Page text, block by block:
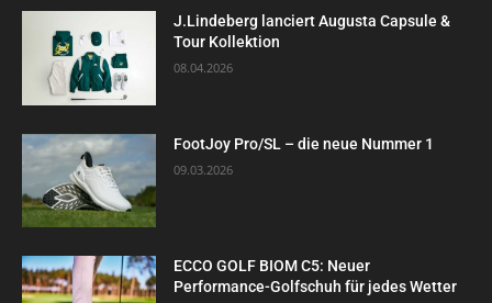
J.Lindeberg lanciert Augusta Capsule &
Tour Kollektion
08.04.2026
FootJoy Pro/SL – die neue Nummer 1
09.03.2026
ECCO GOLF BIOM C5: Neuer
Performance-Golfschuh für jedes Wetter